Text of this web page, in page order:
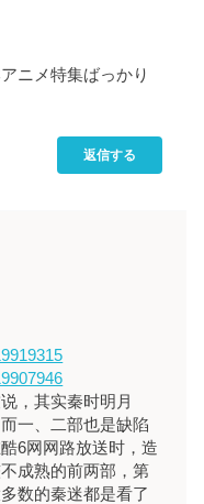
ニメ特集ばっかり
返信する
，其实秦时明月
一、二部也是缺陷
6网网路放送时，造
成熟的前两部，第
数的秦迷都是看了